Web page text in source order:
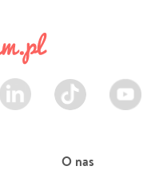
LinkedIn TikTok Youtube
O nas